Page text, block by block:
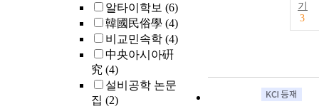
알타이학보 (6)
韓國民俗學 (4)
비교민속학 (4)
中央아시아硏
究 (4)
설비공학 논문
집 (2)
기
3